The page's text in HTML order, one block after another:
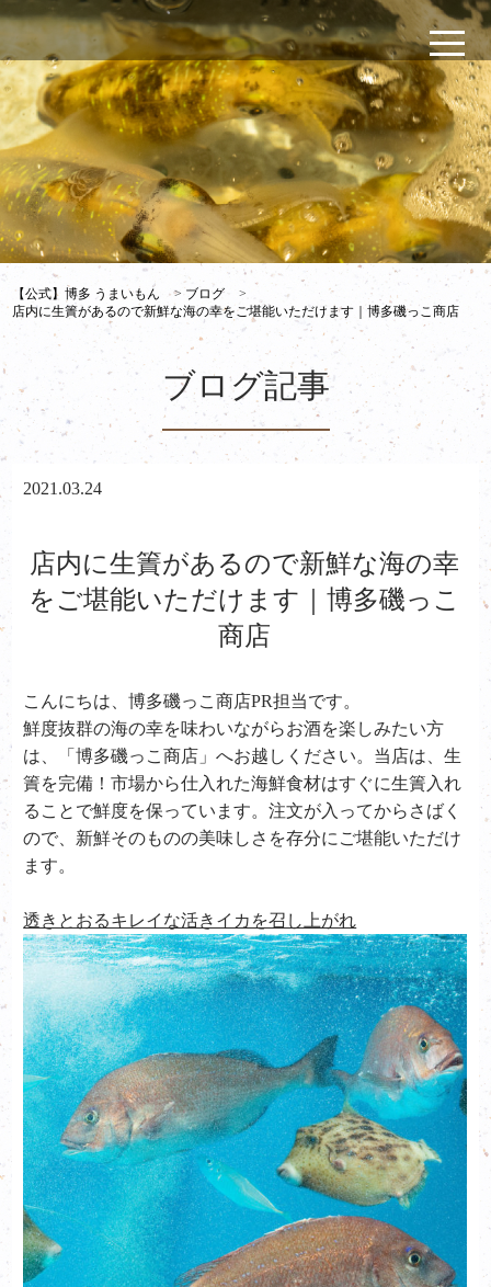
【公式】博多 うまいもん > ブログ
>
店内に生簀があるので新鮮な海の幸をご堪能いただけます｜博多磯っこ商店
ブログ記事
2021.03.24
店内に生簀があるので新鮮な海の幸
をご堪能いただけます｜博多磯っこ
商店
こんにちは、博多磯っこ商店PR担当です。
鮮度抜群の海の幸を味わいながらお酒を楽しみたい方
は、「博多磯っこ商店」へお越しください。当店は、生
簀を完備！市場から仕入れた海鮮食材はすぐに生簀入れ
ることで鮮度を保っています。注文が入ってからさばく
ので、新鮮そのものの美味しさを存分にご堪能いただけ
ます。
透きとおるキレイな活きイカを召し上がれ